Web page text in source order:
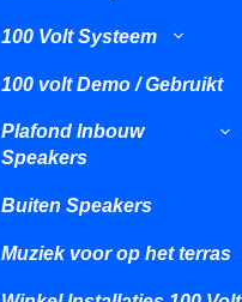
100 Volt Systeem
100 volt Demo / Gebruikt
Plafond Inbouw
Speakers
Buiten Speakers
Muziek voor op het terras